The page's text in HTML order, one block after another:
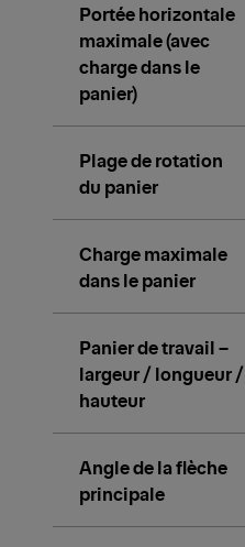
Portée horizontale
maximale (avec
charge dans le
panier)
Plage de rotation
du panier
Charge maximale
dans le panier
Panier de travail –
largeur / longueur /
hauteur
Angle de la flèche
principale